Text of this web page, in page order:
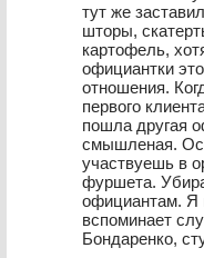
тут же
шторы,
картофель,
официантки
отношения.
первого
пошла другая
смышленая.
участвуешь в
фуршета.
официантам. Я
вспоминает
Бондаренко,